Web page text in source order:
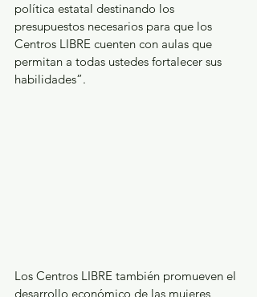
política estatal destinando los
presupuestos necesarios para que los
Centros LIBRE cuenten con aulas que
permitan a todas ustedes fortalecer sus
habilidades”.
Los Centros LIBRE también promueven el
desarrollo económico de las mujeres